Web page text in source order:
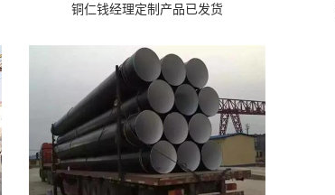
铜仁钱经理定制产品已发货